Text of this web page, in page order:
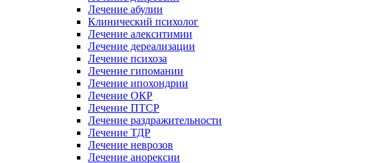
Лечение абулии
Клинический психолог
Лечение алекситимии
Лечение дереализации
Лечение психоза
Лечение гипомании
Лечение ипохондрии
Лечение ОКР
Лечение ПТСР
Лечение раздражительности
Лечение ТДР
Лечение неврозов
Лечение анорексии